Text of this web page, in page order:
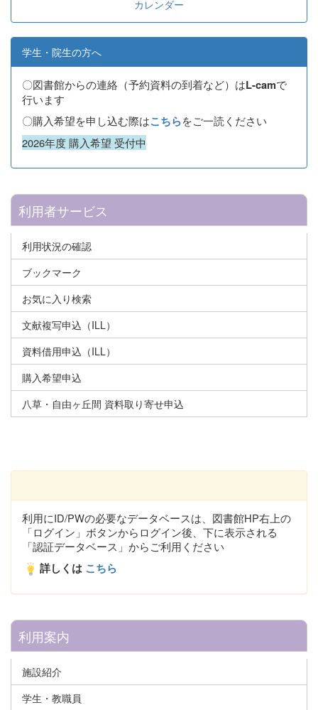
カレンダー
学生・院生の方へ
〇図書館からの連絡（予約資料の到着など）はL-camで
行います
〇購入希望を申し込む際はこちらをご一読ください
2026年度 購入希望 受付中
利用者サービス
利用状況の確認
ブックマーク
お気に入り検索
文献複写申込（ILL）
資料借用申込（ILL）
購入希望申込
八草・自由ヶ丘間 資料取り寄せ申込
利用にID/PWの必要なデータベースは、図書館HP右上の
「ログイン」ボタンからログイン後、下に表示される
「認証データベース」からご利用ください
詳しくは こちら
利用案内
施設紹介
学生・教職員